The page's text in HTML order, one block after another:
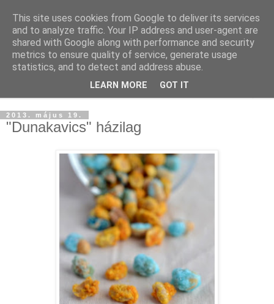
2013. május 19.
"Dunakavics" házilag
This site uses cookies from Google to deliver its services
and to analyze traffic. Your IP address and user-agent are
shared with Google along with performance and security
metrics to ensure quality of service, generate usage
statistics, and to detect and address abuse.
LEARN MORE GOT IT